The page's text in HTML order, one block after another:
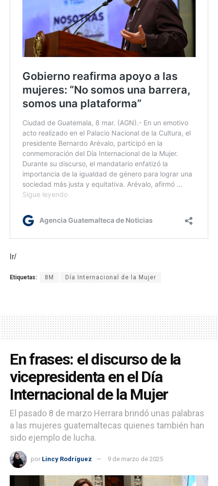
lr/
Etiquetas: 8M Día Internacional de la Mujer
En frases: el discurso de la
vicepresidenta en el Día
Internacional de la Mujer
El pasado 8 de marzo Herrara brindó unas palabras
a las mujeres guatemaltecas quienes también han
sido ejemplo de lucha.
por Lincy Rodríguez 9 de marzo de 2025